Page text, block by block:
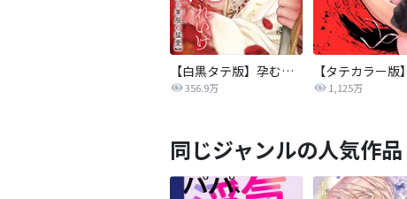
【白黒タテ版】孕むまで乱れいけ～身代わり花嫁と軍服の猛愛
356.9万 1,125万
同じジャンルの人気作品